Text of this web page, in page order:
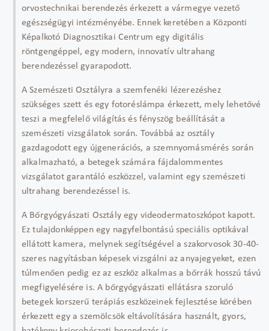
orvostechnikai berendezés érkezett a vármegye vezető
egészségügyi intézményébe. Ennek keretében a Központi
Képalkotó Diagnosztikai Centrum egy digitális
röntgengéppel, egy modern, innovatív ultrahang
berendezéssel gyarapodott.
A Szemészeti Osztályra a szemfenéki lézerezéshez
szükséges szett és egy fotoréslámpa érkezett, mely lehetővé
teszi a megfelelő világítás és fényszög beállítását a
szemészeti vizsgálatok során. Továbbá az osztály
gazdagodott egy újgenerációs, a szemnyomásmérés során
alkalmazható, a betegek számára fájdalommentes
vizsgálatot garantáló eszközzel, valamint egy szemészeti
ultrahang berendezéssel is.
A Bőrgyógyászati Osztály egy videodermatoszkópot kapott.
Ez tulajdonképpen egy nagyfelbontású speciális optikával
ellátott kamera, melynek segítségével a szakorvosok 30-40-
szeres nagyításban képesek vizsgálni az anyajegyeket, ezen
túlmenően pedig ez az eszköz alkalmas a bőrrák hosszú távú
megfigyelésére is. A bőrgyógyászati ellátásra szoruló
betegek korszerű terápiás eszközeinek fejlesztése körében
érkezett egy a szemölcsök eltávolítására használt, gyors,